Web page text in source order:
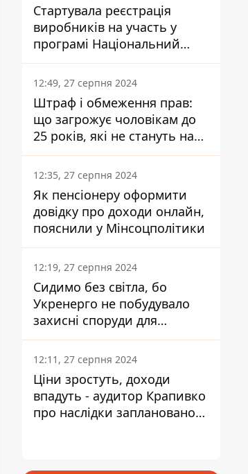
Стартувала реєстрація
виробників на участь у
програмі Національний
кешбек: як це зробити
через портал Дія
12:49, 27 серпня 2024
Штраф і обмеження прав:
що загрожує чоловікам до
25 років, які не стануть на
військовий облік
12:35, 27 серпня 2024
Як пенсіонеру оформити
довідку про доходи онлайн,
пояснили у Мінсоцполітики
12:19, 27 серпня 2024
Сидимо без світла, бо
Укренерго не побудувало
захисні споруди для
енергетики - нардеп
Кучеренко
12:11, 27 серпня 2024
Ціни зростуть, доходи
впадуть - аудитор Крапивко
про наслідки запланованого